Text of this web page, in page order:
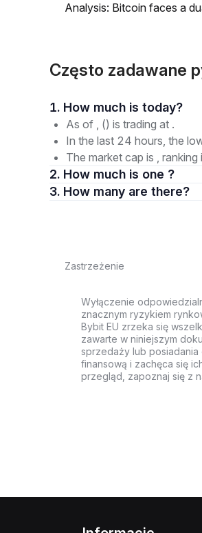
Analysis: Bitcoin faces a
Często zadawane
1. How much is today?
As of , () is trading at .
In the last 24 hours, the
The market cap is ,
2. How much is one ?
3. How many are there?
Zastrzeżenie
Wyłączenie
znacznym ryzykiem
Bybit EU zrzeka się
zawarte w niniejszym
sprzedaży lub
finansową i zachęca się
przegląd, zapoznaj się z